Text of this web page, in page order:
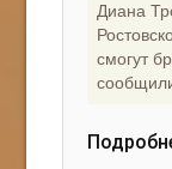
Eltaro-
Диана
смогут